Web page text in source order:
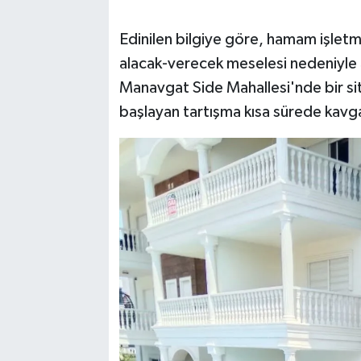
Edinilen bilgiye göre, hamam
alacak-verecek meselesi nedeniyle
Manavgat Side Mahallesi'nde bir
başlayan tartışma kısa sürede